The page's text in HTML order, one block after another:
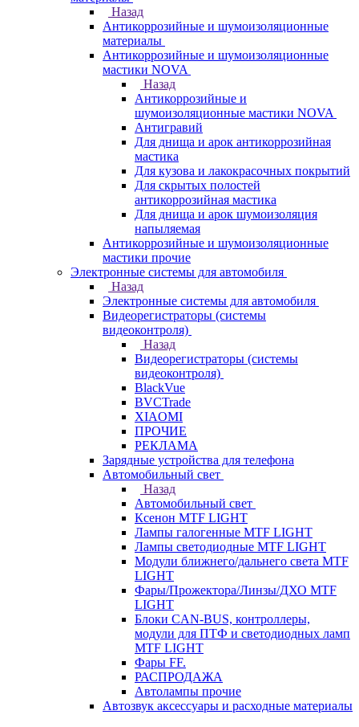
Назад
Антикоррозийные и шумоизоляционные
материалы
Антикоррозийные и шумоизоляционные
мастики NOVA
Назад
Антикоррозийные и
шумоизоляционные мастики NOVA
Антигравий
Для днища и арок антикоррозийная
мастика
Для кузова и лакокрасочных покрытий
Для скрытых полостей
антикоррозийная мастика
Для днища и арок шумоизоляция
напыляемая
Антикоррозийные и шумоизоляционные
мастики прочие
Электронные системы для автомобиля
Назад
Электронные системы для автомобиля
Видеорегистраторы (системы
видеоконтроля)
Назад
Видеорегистраторы (системы
видеоконтроля)
BlackVue
BVCTrade
XIAOMI
ПРОЧИЕ
РЕКЛАМА
Зарядные устройства для телефона
Автомобильный свет
Назад
Автомобильный свет
Ксенон MTF LIGHT
Лампы галогенные MTF LIGHT
Лампы светодиодные MTF LIGHT
Модули ближнего/дальнего света MTF
LIGHT
Фары/Прожектора/Линзы/ДХО MTF
LIGHT
Блоки CAN-BUS, контроллеры,
модули для ПТФ и светодиодных ламп
MTF LIGHT
Фары FF.
РАСПРОДАЖА
Автолампы прочие
Автозвук аксессуары и расходные материалы